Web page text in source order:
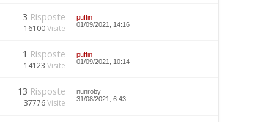
3 Risposte
16100Visite
puffin
01/09/2021, 14:16
1 Risposte
14123 Visite
puffin
01/09/2021, 10:14
13 Risposte
37776Visite
nunroby
31/08/2021, 6:43